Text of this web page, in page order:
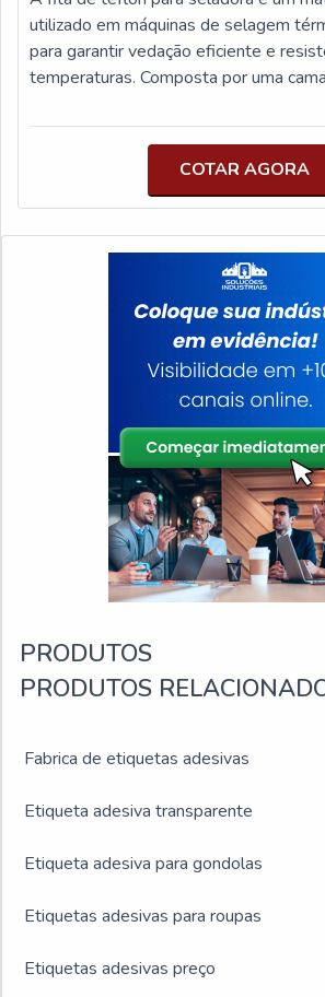
procedência e seriedade da
ÂNCORA, LÍDER NO MERCADO
PARA BLUSASSaiba porquê a
destaque quando buscar por etiquetas
tecnicamente para melhor atender os
Profissionais com vasta experiência na
Trabalhadores de alta qualidade;
de ponta; Equipamentos de última
geração.CONHEÇAMOS UM POUCO
ETIQUETAS ÂNCORANa Etiquetas
encontrar o que há de melhor em
São opções variadas que a empresa
personalizadas e etiquetas
profissionais com vasta experiência na
equipamentos de última geração,
construídas para focar suas ações no
tendo tecnologia de ponta e
geração. Todos esses fatores,
comprometida com os serviços e
fecha todo o ciclo de entrega com
carteira de clientes
utilizado em máquinas de selagem
para garantir vedação eficiente e
temperaturas. Composta por uma
processos de embalagem, sendo
demandam processos de selagem
benefícios, destaca-se a resistência
temperatura elevada, o que aumenta
produto e reduz a necessidade de
frequentes. A fita de teflon também é
limpar, proporcionando maior
manutenção. Além disso, a superfície
fita evita o acúmulo de resíduos, o que
eficiência e a produtividade das
seladoras, tornando-se uma solução
a qualidade e a segurança do processo
COTAR AGORA
PRODUTOS
PRODUTOS
Fabrica de etiquetas adesivas
Etiqueta adesiva transparente
Etiqueta adesiva para gondolas
Etiquetas adesivas para roupas
Etiquetas adesivas preço